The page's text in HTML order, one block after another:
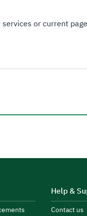
or current
Help &
Contact us